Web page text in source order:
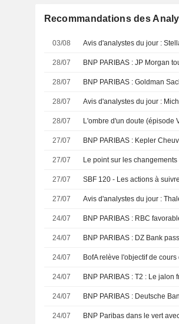
Recommandations des
03/08
28/07 BNP PARIBAS : JP Morgan
28/07 BNP PARIBAS : Goldman
28/07
28/07 L'ombre d'un doute (épisode
27/07 BNP PARIBAS : Kepler
27/07 Le point sur les
27/07
27/07 Avis d'analystes du jour :
24/07 BNP PARIBAS : RBC
24/07 BNP PARIBAS : DZ Bank
24/07
24/07
24/07 BNP PARIBAS : Deutsche
24/07 BNP Paribas dans le vert